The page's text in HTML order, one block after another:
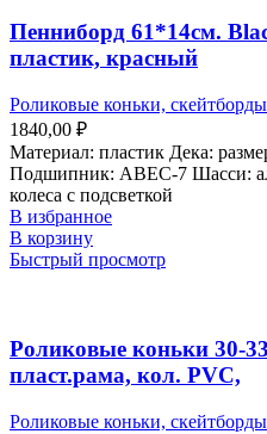
Пенниборд 61*14см.
пластик, красный
Роликовые коньки, скейтборды
1840,00 ₽
Материал: пластик Дека:
Подшипник: ABEC-7 Шасси:
колеса с подсветкой
В избранное
В корзину
Быстрый просмотр
Роликовые коньки 30-
пласт.рама, кол. PVC,
Роликовые коньки, скейтборды